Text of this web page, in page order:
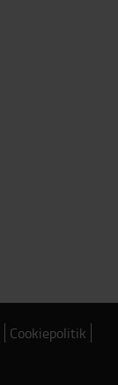
Cookiepolitik